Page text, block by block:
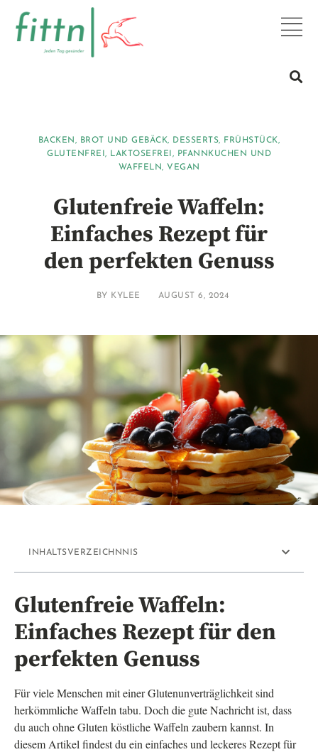
BACKEN, BROT UND GEBÄCK, DESSERTS, FRÜHSTÜCK,
GLUTENFREI , LAKTOSEFREI , PFANNKUCHEN UND
WAFFELN, VEGAN
Glutenfreie Waffeln:
Einfaches Rezept für
den perfekten Genuss
BY KYLEE AUGUST 6, 2024
INHALTSVERZEICHNNIS
Glutenfreie Waffeln:
Einfaches Rezept für den
perfekten Genuss
Für viele Menschen mit einer Glutenunverträglichkeit sind
herkömmliche Waffeln tabu. Doch die gute Nachricht ist, dass
du auch ohne Gluten köstliche Waffeln zaubern kannst. In
diesem Artikel findest du ein einfaches und leckeres Rezept für